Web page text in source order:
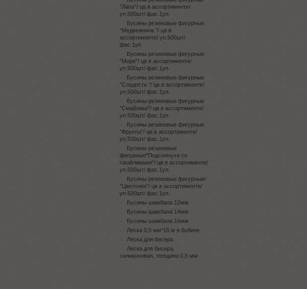
"Лапа"/ цв.в ассортименте/
уп.500шт/ фас.1уп.
Бусины резиновые фигурные
"Медвежонок "/ цв.в
ассортименте/ уп.500шт/
фас.1уп.
Бусины резиновые фигурные
"Море"/ цв.в ассортименте/
уп.500шт/ фас.1уп.
Бусины резиновые фигурные
"Сладости "/ цв.в ассортименте/
уп.500шт/ фас.1уп.
Бусины резиновые фигурные
"Смайлики"/ цв.в ассортименте/
уп.500шт/ фас.1уп.
Бусины резиновые фигурные
"Фрукты"/ цв.в ассортименте/
уп.500шт/ фас.1уп.
Бусины резиновые
фигурные"Подсолнухи со
смайликами"/ цв.в ассортименте/
уп.500шт/ фас.1уп.
Бусины резиновые фигурные/
"Цветочки"/ цв.в ассортименте/
уп.500шт/ фас.1уп.
Бусины шамбала 12мм
Бусины шамбала 14мм
Бусины шамбала 16мм
Леска 0,5 мм*15 м в бобине
Леска для бисера
Леска для бисера,
силиконовая, толщина 0,5 мм